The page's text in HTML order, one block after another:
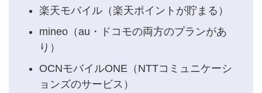
楽天モバイル（楽天ポイントが貯まる）
mineo（au・ドコモの両方のプランがあ
り）
OCNモバイルONE（NTTコミュニケーシ
ョンズのサービス）